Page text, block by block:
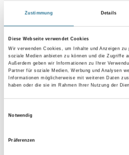
Zustimmung Details
Diese Webseite verwendet Cookies
Wir verwenden Cookies, um Inhalte und Anzeigen
soziale Medien anbieten zu können und die Zugriffe
Außerdem geben wir Informationen zu Ihrer
Partner für soziale Medien, Werbung und Analysen
Informationen möglicherweise mit weiteren Daten
haben oder die sie im Rahmen Ihrer Nutzung der
Notwendig
Präferenzen
Breite in millimeter